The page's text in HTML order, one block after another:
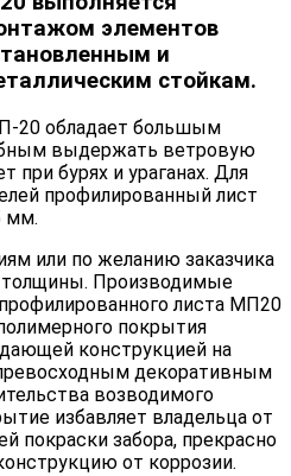
элементов
и
стойкам.
20 обладает большым
выдержать ветровую
при бурях и ураганах. Для
профилированный лист
мм.
или по желанию заказчика
толщины. Производимые
листа МП20
покрытия
конструкцией на
декоративным
возводимого
избавляет владельца от
покраски забора, прекрасно
от коррозии.